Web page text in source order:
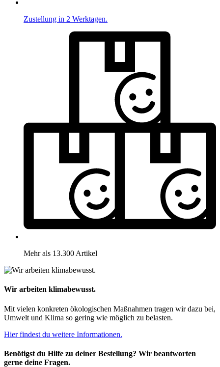
Zustellung in 2 Werktagen.
Mehr als 13.300 Artikel
Wir arbeiten klimabewusst.
Mit vielen konkreten ökologischen Maßnahmen tragen wir dazu bei,
Umwelt und Klima so gering wie möglich zu belasten.
Hier findest du weitere Informationen.
Benötigst du Hilfe zu deiner Bestellung? Wir beantworten
gerne deine Fragen.